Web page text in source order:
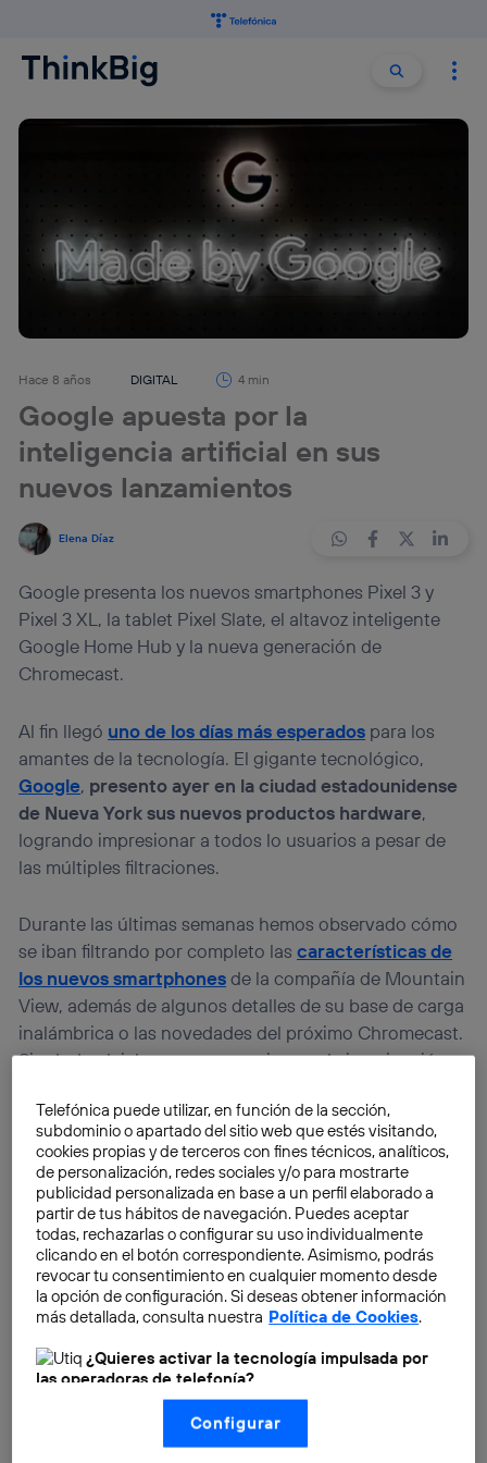
Buscar
Hace 8 años DIGITAL 4 min
Google apuesta por la
inteligencia artificial en sus
nuevos lanzamientos
Elena Díaz
Google presenta los nuevos smartphones Pixel 3 y
Pixel 3 XL, la tablet Pixel Slate, el altavoz inteligente
Google Home Hub y la nueva generación de
Chromecast.
Al fin llegó uno de los días más esperados para los
amantes de la tecnología. El gigante tecnológico,
Google, presento ayer en la ciudad estadounidense
de Nueva York sus nuevos productos hardware,
logrando impresionar a todos lo usuarios a pesar de
las múltiples filtraciones.
Durante las últimas semanas hemos observado cómo
se iban filtrando por completo lascaracterísticas de
los nuevos smartphonesde la compañía de Mountain
View, además de algunos detalles de su base de carga
inalámbrica o las novedades del próximo Chromecast.
Sin duda, dejaban poco espacio para la imaginación y
filtraba un vídeo promocional con la interfaz del Pixel
3.¿De verdad ha sido un despiste de Google? ¿Qué
novedades ha mantenido en secreto?
Telefónica puede utilizar, en función de la sección,
subdominio o apartado del sitio web que estés visitando,
cookies propias y de terceros con fines técnicos, analíticos,
de personalización, redes sociales y/o para mostrarte
publicidad personalizada en base a un perfil elaborado a
partir de tus hábitos de navegación. Puedes aceptar
todas, rechazarlas o configurar su uso individualmente
clicando en el botón correspondiente. Asimismo, podrás
revocar tu consentimiento en cualquier momento desde
la opción de configuración. Si deseas obtener información
más detallada, consulta nuestra Política de Cookies.
¿Quieres activar la tecnología impulsada por
las operadoras de telefonía?
Nosotros, Telefónica S.A., utilizamos la tecnología Utiq para
realizar nuestras acciones de marketing digital o análisis
(como se describe en este aviso de consentimiento)
Configurar